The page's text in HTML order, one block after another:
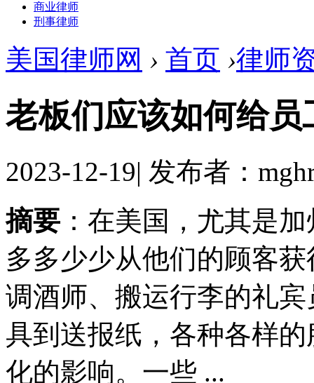
商业律师
刑事律师
美国律师网 › 首页 ›律师
老板们应该如何给
2023-12-19| 发布者：
摘要 ：在美国，尤其是
多多少少从他们的顾客
调酒师、搬运行李的礼
具到送报纸，各种各样
化的影响。一些 ...